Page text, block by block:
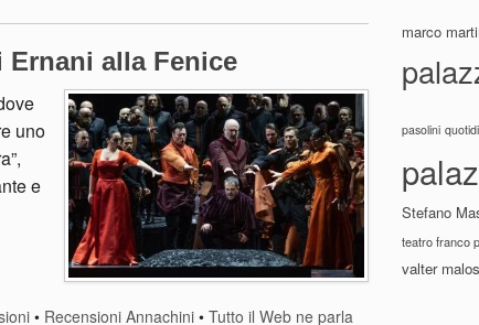
alla Fenice
uno
e
• Recensioni Annachini• Tutto il Web ne parla
marco
pasolini
Stefano
teatro franco
valter